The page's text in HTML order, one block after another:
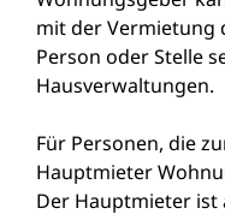
mit der Vermietung
Person oder Stelle
Hausverwaltungen.
Für Personen, die
Hauptmieter
Der Hauptmieter ist